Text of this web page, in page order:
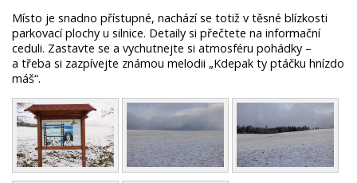
Místo je snadno přístupné, nachází se totiž v těsné blízkosti
parkovací plochy u silnice. Detaily si přečtete na informační
ceduli. Zastavte se a vychutnejte si atmosféru pohádky –
a třeba si zazpívejte známou melodii „Kdepak ty ptáčku hnízdo
máš“.